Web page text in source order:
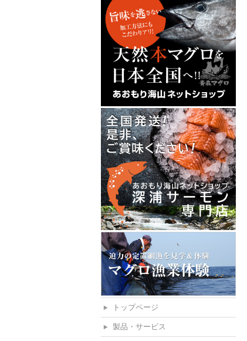
トップページ
製品・サービス